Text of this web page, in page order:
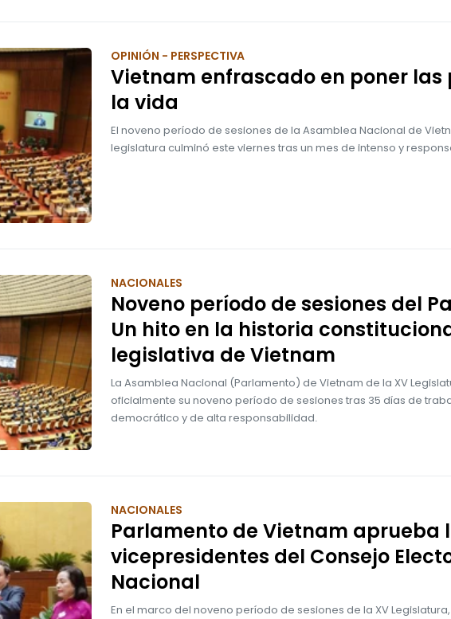
OPINIÓN - PERSPECTIVA
Vietnam enfrascado en poner las
la vida
El noveno período de sesiones de la Asamblea Nacional de
legislatura culminó este viernes tras un mes de intenso y
NACIONALES
Noveno período de sesiones del
Un hito en la historia
legislativa de Vietnam
La Asamblea Nacional (Parlamento) de Vietnam de la XV
oficialmente su noveno período de sesiones tras 35 días de
democrático y de alta responsabilidad.
NACIONALES
Parlamento de Vietnam aprueba
vicepresidentes del Consejo
Nacional
En el marco del noveno período de sesiones de la XV